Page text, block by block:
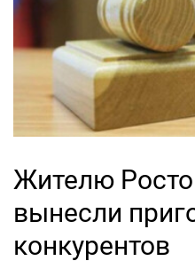
Жителю
вынесли
конкурентов